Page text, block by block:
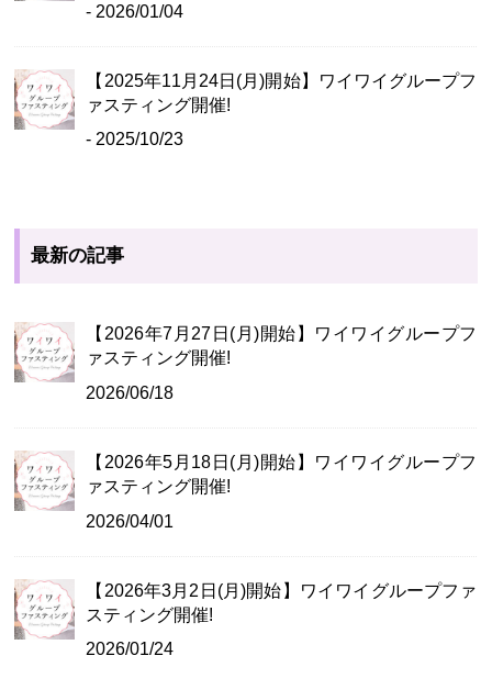
- 2026/01/04
【2025年11月24日(月)開始】ワイワイグループフ
ァスティング開催!
- 2025/10/23
最新の記事
【2026年7月27日(月)開始】ワイワイグループフ
ァスティング開催!
2026/06/18
【2026年5月18日(月)開始】ワイワイグループフ
ァスティング開催!
2026/04/01
【2026年3月2日(月)開始】ワイワイグループファ
スティング開催!
2026/01/24